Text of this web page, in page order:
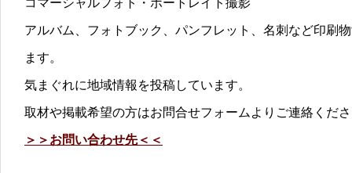
コマーシャルフォト・ポートレイト撮影
アルバム、フォトブック、パンフレット、名刺など印刷
ます。
気まぐれに地域情報を投稿しています。
取材や掲載希望の方はお問合せフォームよりご連絡くだ
＞＞お問い合わせ先＜＜